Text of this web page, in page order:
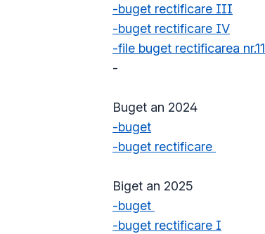
-buget rectificare III
-buget rectificare IV
-file buget rectificarea nr.11
-
Buget an 2024
-buget
-buget rectificare
Biget an 2025
-buget
-buget rectificare I